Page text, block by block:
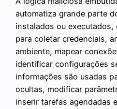
automatiza grande parte
instalados ou executados,
para coletar credenciais,
ambiente, mapear
identificar configurações
informações são usadas
ocultas, modificar
inserir tarefas agendadas